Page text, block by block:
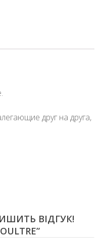
друг на друга,
ВІДГУК!